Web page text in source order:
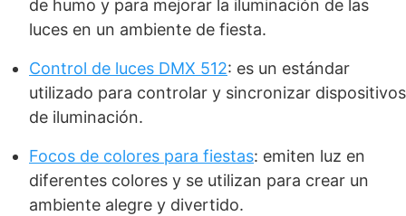
de humo y para mejorar la iluminación de las
luces en un ambiente de fiesta.
Control de luces DMX 512: es un estándar
utilizado para controlar y sincronizar dispositivos
de iluminación.
Focos de colores para fiestas: emiten luz en
diferentes colores y se utilizan para crear un
ambiente alegre y divertido.